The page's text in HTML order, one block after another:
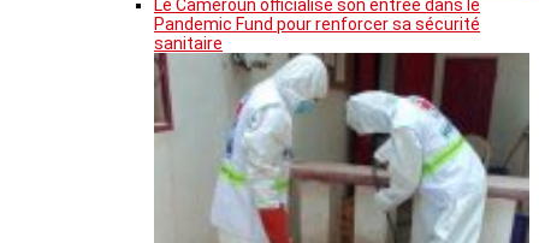
Le Cameroun officialise son entrée dans le
Pandemic Fund pour renforcer sa sécurité
sanitaire